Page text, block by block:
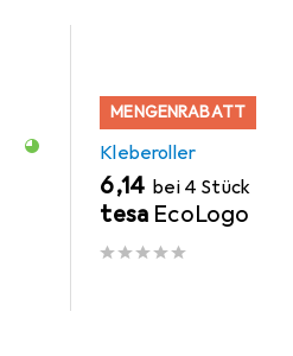
MENGENRABATT
Kleberoller
EUR
6,14 bei 4 Stück
tesa EcoLogo